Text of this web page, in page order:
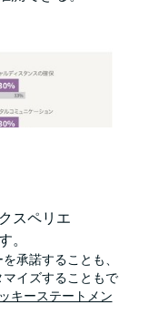
カーに与えた
から抜粋
を形成す
スペリエ
。
承諾することも、
イズすることもで
キーステートメン